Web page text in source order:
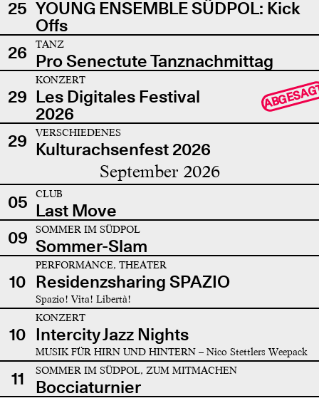
25 YOUNG ENSEMBLE SÜDPOL: Kick
Offs
26
TANZ
Pro Senectute Tanznachmittag
29
KONZERT
Les Digitales Festival
2026
29 VERSCHIEDENES
Kulturachsenfest 2026
September 2026
05 CLUB
Last Move
09
SOMMER IM SÜDPOL
Sommer-Slam
10
PERFORMANCE, THEATER
Residenzsharing SPAZIO
Spazio! Vita! Libertà!
10
KONZERT
Intercity Jazz Nights
MUSIK FÜR HIRN UND HINTERN – Nico Stettlers Weepack
11 SOMMER IM SÜDPOL, ZUM MITMACHEN
Bocciaturnier